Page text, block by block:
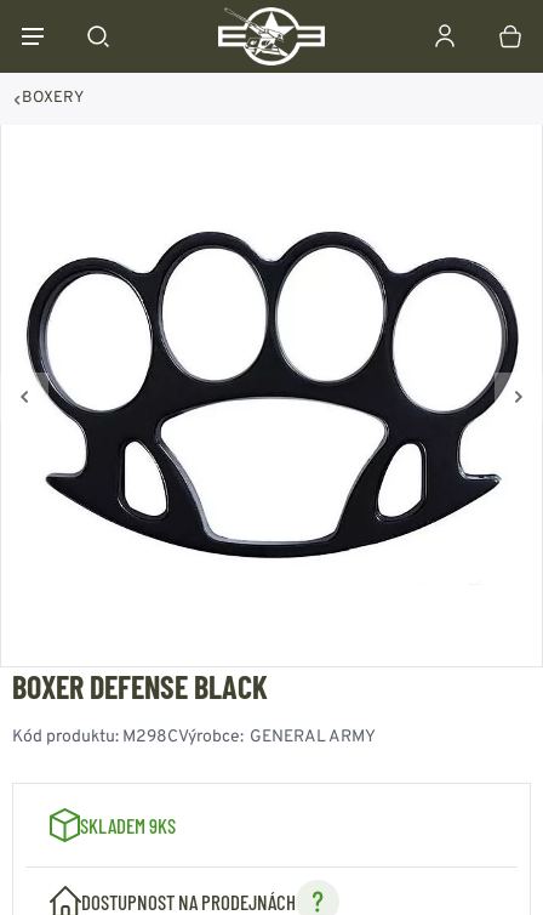
BOXERY
BOXER DEFENSE BLACK
Kód produktu: M298CVýrobce: GENERAL ARMY
SKLADEM 9KS
DOSTUPNOST NA PRODEJNÁCH